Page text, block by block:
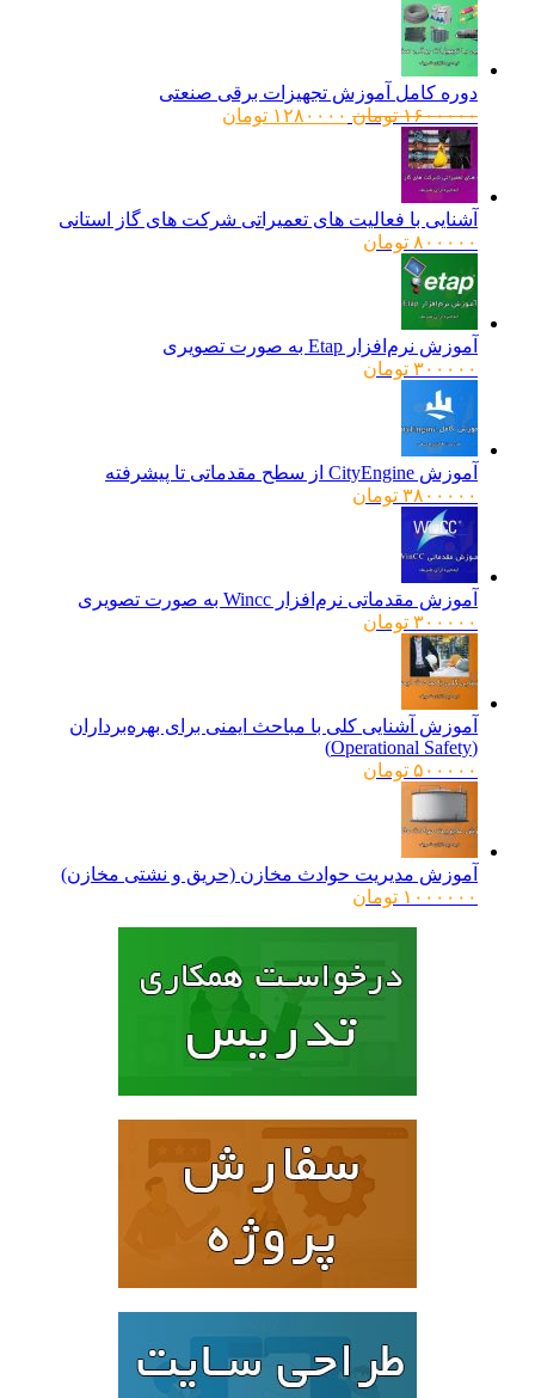
دوره کامل آموزش تجهیزات برقی صنعتی
۱۶۰۰۰۰۰ تومانقیمت
۱۲۸۰۰۰۰ تومانقیمت
آشنایی با فعالیت های تعمیراتی شرکت های گاز استانی
۸۰۰۰۰۰ تومان
آموزش نرم‌افزار Etap به صورت تصویری
۳۰۰۰۰۰ تومان
آموزش CityEngine از سطح مقدماتی تا پیشرفته
۳۸۰۰۰۰۰ تومان
آموزش مقدماتی نرم‌افزار Wincc به صورت تصویری
۳۰۰۰۰۰ تومان
آموزش آشنایی کلی با مباحث ایمنی برای بهره‌برداران
۵۰۰۰۰۰ تومان
آموزش مدیریت حوادث مخازن (حریق و نشتی مخازن)
۱۰۰۰۰۰۰ تومان